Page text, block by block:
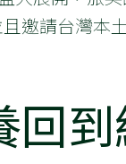
邀請台灣本
回